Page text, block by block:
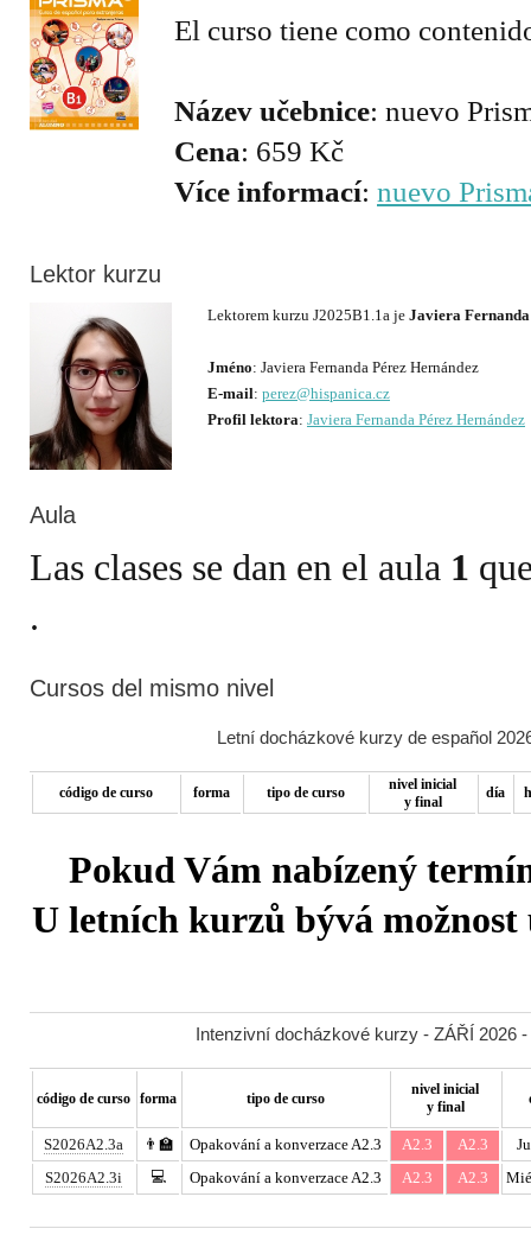
El curso tiene como
Název učebnice
Cena
Více informací: nuevo
Lektor kurzu
Lektorem kurzu J2025B1.1a je Javiera
Jméno
E-mail: perez@hispanica.cz
Profil lektora: Javiera Fernanda Pérez Hernández
Aula
Las clases se dan en el aula 1
Cursos del mismo nivel
Letní docházkové kurzy de español
código de curso forma tipo de curso
nivel inicial
y final
día
Pokud Vám nabízený
U letních kurzů bývá
Intenzivní docházkové kurzy - ZÁŘÍ 2026
código de curso forma tipo de curso
nivel inicial
y final
S2026A2.3a 👨‍🏫 Opakování a konverzace A2.3 A2.3 A2.3
S2026A2.3i
💻 Opakování a konverzace A2.3 A2.3 A2.3